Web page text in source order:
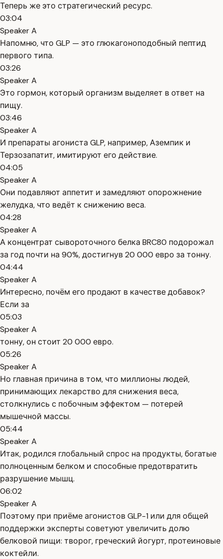
Теперь же это стратегический ресурс.
03:04
Speaker A
Напомню, что GLP — это глюкагоноподобный пептид
первого типа.
03:26
Speaker A
Это гормон, который организм выделяет в ответ на
пищу.
03:46
Speaker A
И препараты агониста GLP, например, Аземпик и
Терзозапатит, имитируют его действие.
04:05
Speaker A
Они подавляют аппетит и замедляют опорожнение
желудка, что ведёт к снижению веса.
04:28
Speaker A
А концентрат сывороточного белка BRC80 подорожал
за год почти на 90%, достигнув 20 000 евро за тонну.
04:44
Speaker A
Интересно, почём его продают в качестве добавок?
Если за
05:03
Speaker A
тонну, он стоит 20 000 евро.
05:26
Speaker A
Но главная причина в том, что миллионы людей,
принимающих лекарство для снижения веса,
столкнулись с побочным эффектом — потерей
мышечной массы.
05:44
Speaker A
Итак, родился глобальный спрос на продукты, богатые
полноценным белком и способные предотвратить
разрушение мышц.
06:02
Speaker A
Поэтому при приёме агонистов GLP-1 или для общей
поддержки эксперты советуют увеличить долю
белковой пищи: творог, греческий йогурт, протеиновые
коктейли.